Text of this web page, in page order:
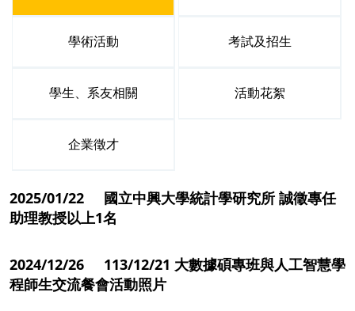
學術活動 考試及招生
學生、系友相關 活動花絮
企業徵才
2025/01/22 國立中興大學統計學研究所 誠徵專任
助理教授以上1名
2024/12/26 113/12/21 大數據碩專班與人工智慧學
程師生交流餐會活動照片